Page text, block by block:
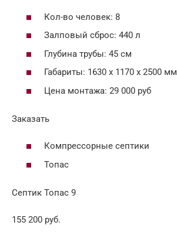
Кол-во человек: 8
Залповый сброс: 440 л
Глубина трубы: 45 см
Габариты: 1630 х 1170 х 2500 мм
Цена монтажа: 29 000 руб
Заказать
Компрессорные септики
Топас
Септик Топас 9
155 200 руб.